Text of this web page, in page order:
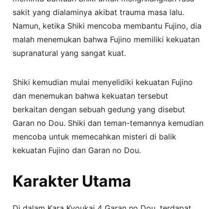
sakit yang dialaminya akibat trauma masa lalu.
Namun, ketika Shiki mencoba membantu Fujino, dia
malah menemukan bahwa Fujino memiliki kekuatan
supranatural yang sangat kuat.
Shiki kemudian mulai menyelidiki kekuatan Fujino
dan menemukan bahwa kekuatan tersebut
berkaitan dengan sebuah gedung yang disebut
Garan no Dou. Shiki dan teman-temannya kemudian
mencoba untuk memecahkan misteri di balik
kekuatan Fujino dan Garan no Dou.
Karakter Utama